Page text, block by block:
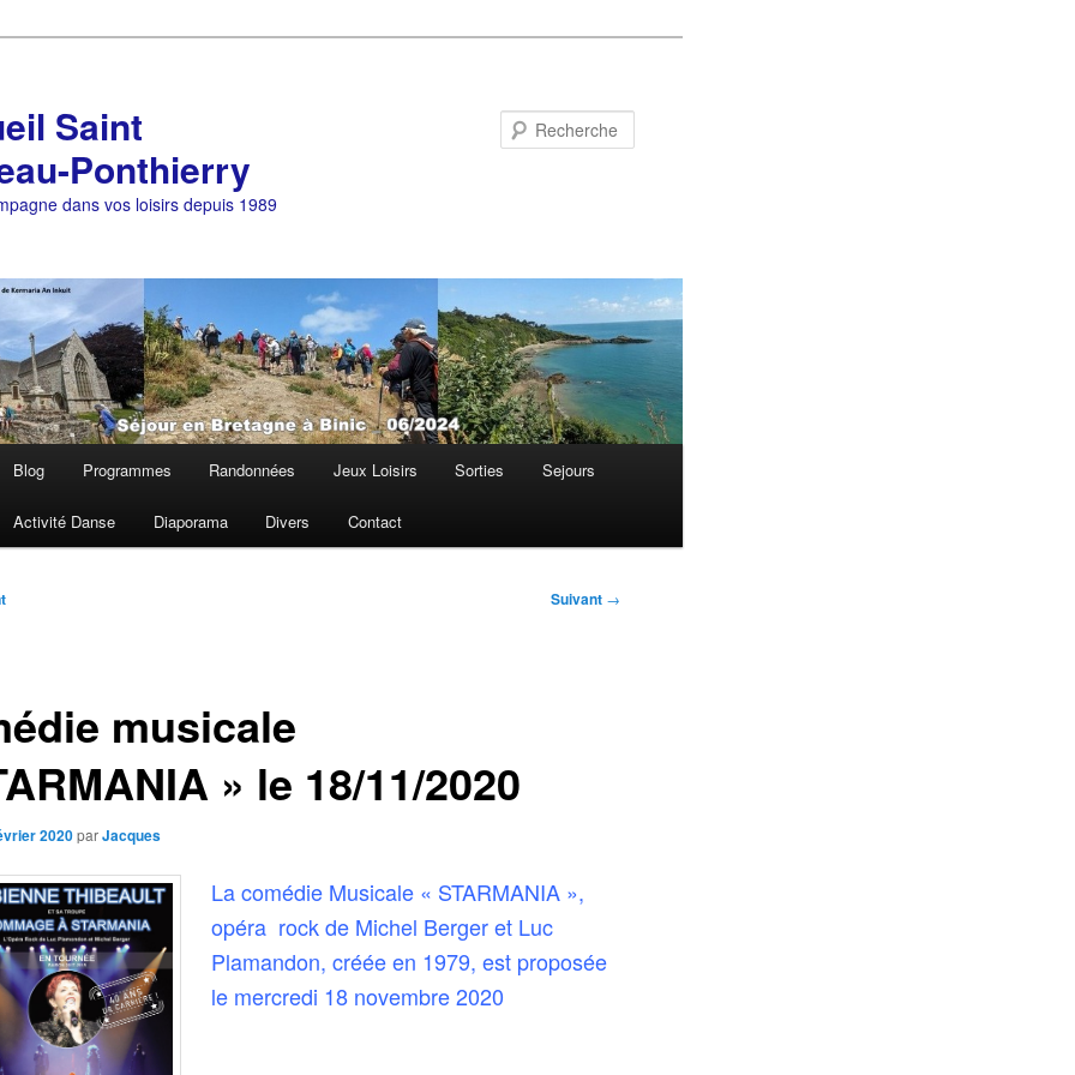
Saint
Ponthierry
dans vos loisirs depuis 1989
Blog Programmes Randonnées Jeux Loisirs Sorties Sejours
Activité Danse Diaporama Divers Contact
Suivant →
musicale
» le 18/11/2020
2020 parJacques
La comédie Musicale « STARMANIA »,
opéra rock de Michel Berger et Luc
Plamandon, créée en 1979, est proposée
le mercredi 18 novembre 2020